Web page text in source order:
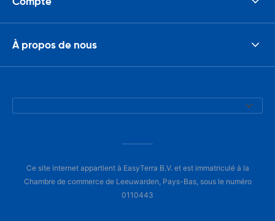
À propos de nous
Ce site internet appartient à EasyTerra B.V. et est immatriculé à la
Chambre de commerce de Leeuwarden, Pays-Bas, sous le numéro
0110443